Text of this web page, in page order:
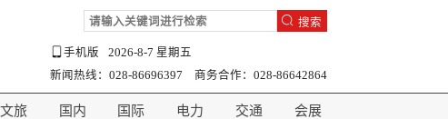
搜索
手机版
2026-8-7 星期五
新闻热线：028-86696397 商务合作：028-86642864
文旅 国内 国际 电力 交通
会展